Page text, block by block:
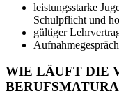
leistungsstarke
Schulpflicht und
gültiger
Aufnahmegespräch
WIE LÄUFT DIE